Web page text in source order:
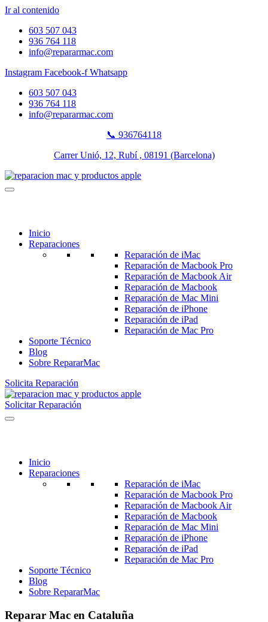
Ir al contenido
603 507 043
936 764 118
info@repararmac.com
Instagram Facebook-f Whatsapp
603 507 043
936 764 118
info@repararmac.com
📞 936764118
Carrer Unió, 12, Rubí , 08191 (Barcelona)
Inicio
Reparaciones
Reparación de iMac
Reparación de Macbook Pro
Reparación de Macbook Air
Reparación de Macbook
Reparación de Mac Mini
Reparación de iPhone
Reparación de iPad
Reparación de Mac Pro
Soporte Técnico
Blog
Sobre RepararMac
Solicita Reparación
Solicitar Reparación
Inicio
Reparaciones
Reparación de iMac
Reparación de Macbook Pro
Reparación de Macbook Air
Reparación de Macbook
Reparación de Mac Mini
Reparación de iPhone
Reparación de iPad
Reparación de Mac Pro
Soporte Técnico
Blog
Sobre RepararMac
Reparar Mac en Cataluña